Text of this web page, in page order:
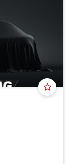
star_border